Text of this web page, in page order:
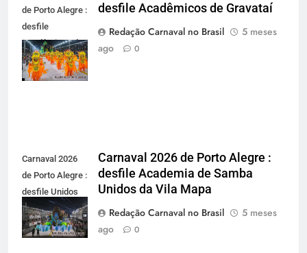
de Porto Alegre :
desfile
Acadêmicos de
Gravataí -
carnavalnobrasil.com.br
desfile Acadêmicos de Gravataí
Redação Carnaval no Brasil
5 meses
ago
0
Carnaval 2026
de Porto Alegre :
desfile Unidos
da Vila Mapa -
carnavalnobrasil.com.br
Carnaval 2026 de Porto Alegre :
desfile Academia de Samba
Unidos da Vila Mapa
Redação Carnaval no Brasil
5 meses
ago
0